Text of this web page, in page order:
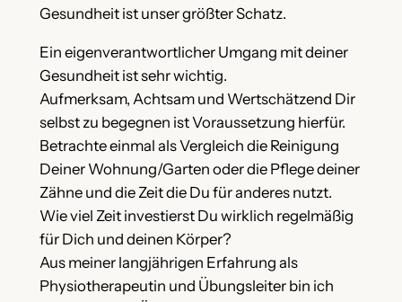
Gesundheit ist unser größter Schatz.
Ein eigenverantwortlicher Umgang mit deiner
Gesundheit ist sehr wichtig.
Aufmerksam, Achtsam und Wertschätzend Dir
selbst zu begegnen ist Voraussetzung hierfür.
Betrachte einmal als Vergleich die Reinigung
Deiner Wohnung/Garten oder die Pflege deiner
Zähne und die Zeit die Du für anderes nutzt.
Wie viel Zeit investierst Du wirklich regelmäßig
für Dich und deinen Körper?
Aus meiner langjährigen Erfahrung als
Physiotherapeutin und Übungsleiter bin ich